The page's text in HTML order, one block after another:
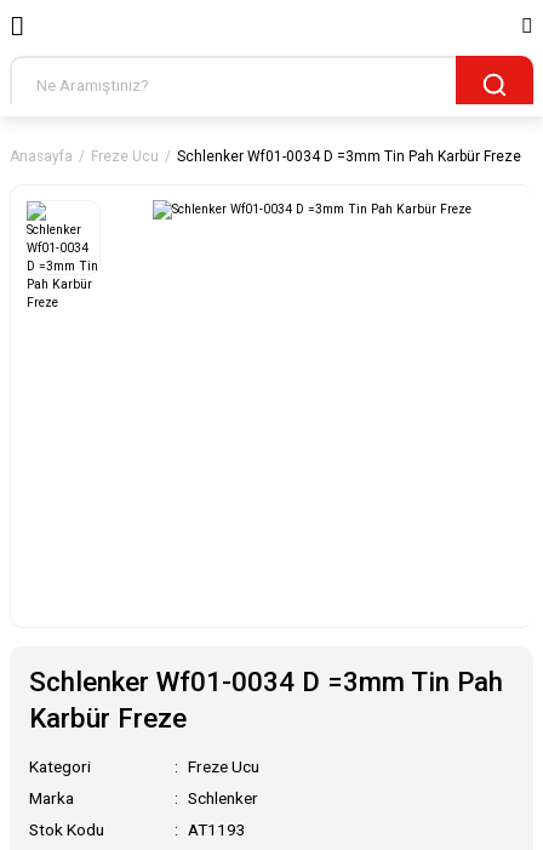
Anasayfa Freze Ucu Schlenker Wf01-0034 D =3mm Tin Pah Karbür Freze
Schlenker Wf01-0034 D =3mm Tin Pah
Karbür Freze
Kategori
Freze Ucu
Marka
Schlenker
Stok Kodu
AT1193